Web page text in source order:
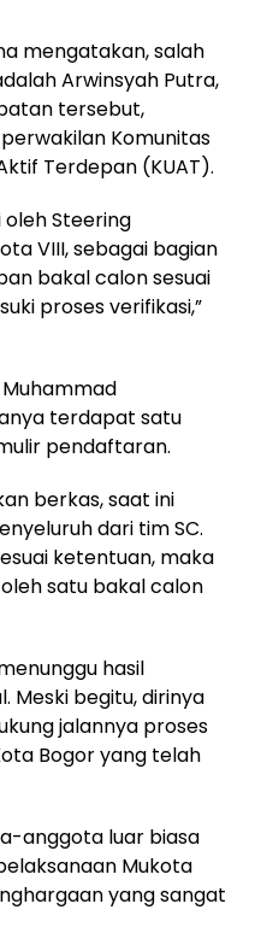
mengatakan, salah
Arwinsyah Putra,
tersebut,
Komunitas
Terdepan (KUAT).
Steering
VIII, sebagai bagian
bakal calon sesuai
proses verifikasi,”
terdapat satu
pendaftaran.
berkas, saat ini
dari tim SC.
ketentuan, maka
satu bakal calon
hasil
Meski begitu, dirinya
jalannya proses
Bogor yang telah
anggota luar biasa
Mukota
yang sangat